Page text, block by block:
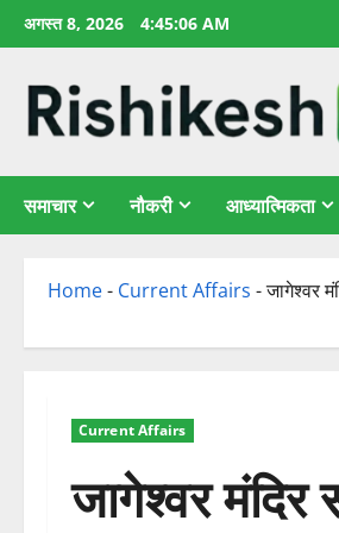
छोड़कर
सामग्री
अगस्त 8, 2026 4:45:07 AM
समाचार नौकरी आध्यात्मिकता
Home- Current Affairs -जागेश्वर
Current Affairs
जागेश्वर मंदिर